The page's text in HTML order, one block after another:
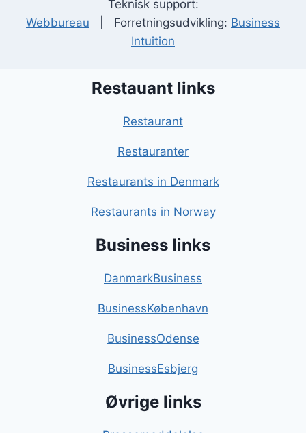
Teknisk support:
Webbureau | Forretningsudvikling: Business
Intuition
Restauant links
Restaurant
Restauranter
Restaurants in Denmark
Restaurants in Norway
Business links
DanmarkBusiness
BusinessKøbenhavn
BusinessOdense
BusinessEsbjerg
Øvrige links